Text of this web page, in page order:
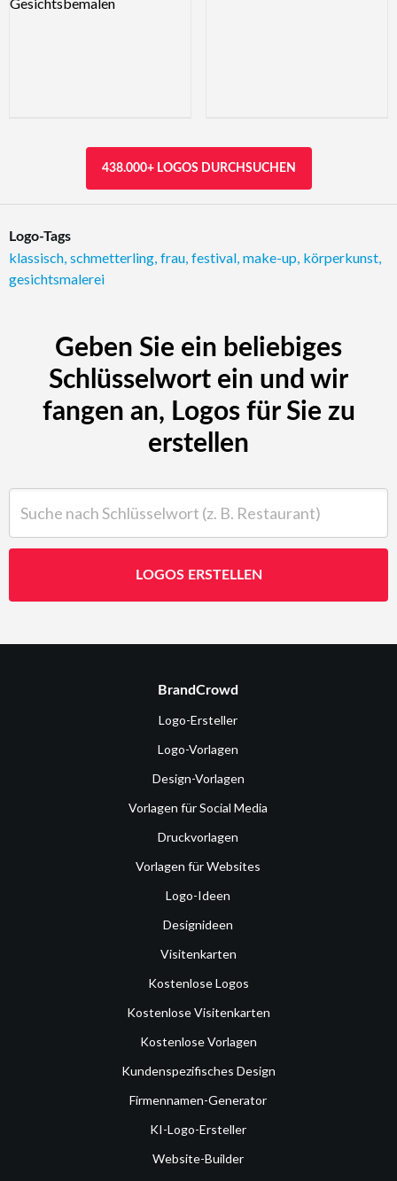
438.000+ LOGOS DURCHSUCHEN
Logo-Tags
klassisch schmetterling frau festival make-up körperkunst
gesichtsmalerei
Geben Sie ein beliebiges
Schlüsselwort ein und wir
fangen an, Logos für Sie zu
erstellen
LOGOS ERSTELLEN
BrandCrowd
Logo-Ersteller
Logo-Vorlagen
Design-Vorlagen
Vorlagen für Social Media
Druckvorlagen
Vorlagen für Websites
Logo-Ideen
Designideen
Visitenkarten
Kostenlose Logos
Kostenlose Visitenkarten
Kostenlose Vorlagen
Kundenspezifisches Design
Firmennamen-Generator
KI-Logo-Ersteller
Website-Builder